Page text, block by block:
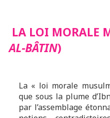
LA LOI MORALE
AL-BÂTIN)
La « loi morale
que sous la plume
par l’assemblage